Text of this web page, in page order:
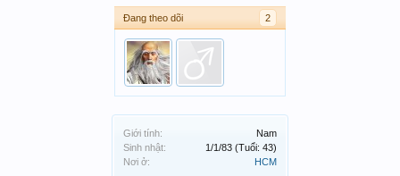
Đang theo dõi 2
Giới tính:
Nam
Sinh nhật:
1/1/83 (Tuổi: 43)
Nơi ở:
HCM